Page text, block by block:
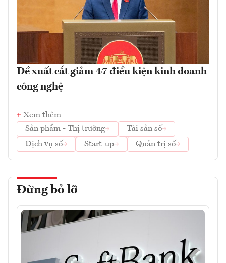
Đề xuất cắt giảm 47 điều kiện kinh doanh
công nghệ
Xem thêm
Sản phẩm - Thị trường
Tài sản số
Dịch vụ số
Start-up Quản trị số
Đừng bỏ lỡ